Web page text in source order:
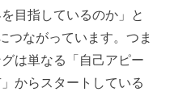
目指しているのか」と
つながっています。つま
は単なる「自己アピー
からスタートしている